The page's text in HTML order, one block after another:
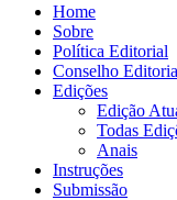
Home
Sobre
Política Editorial
Conselho
Edições
Edição
Todas
Anais
Instruções
Submissão